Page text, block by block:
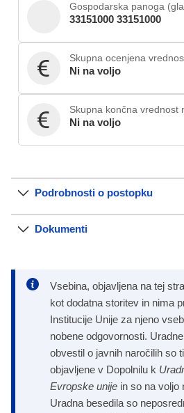
Gospodarska panoga
33151000 33151000
Skupna ocenjena
Ni na voljo
Skupna končna vrednost
Ni na voljo
Podrobnosti o postopku
Dokumenti
Vsebina, objavljena na tej
kot dodatna storitev in nima
Institucije Unije za njeno
nobene odgovornosti.
obvestil o javnih naročilih so
objavljene v Dopolnilu k
Evropske unije in so na voljo
Uradna besedila so